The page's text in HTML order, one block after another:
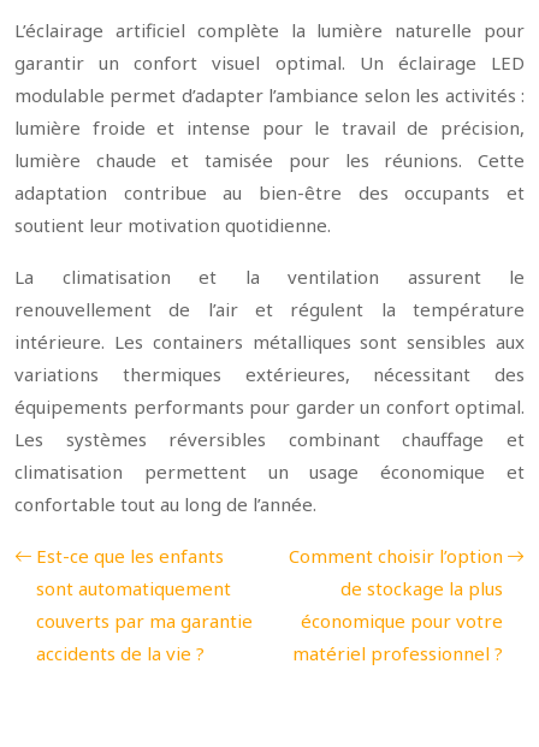
L’éclairage artificiel complète la lumière naturelle pour
garantir un confort visuel optimal. Un éclairage LED
modulable permet d’adapter l’ambiance selon les activités :
lumière froide et intense pour le travail de précision,
lumière chaude et tamisée pour les réunions. Cette
adaptation contribue au bien-être des occupants et
soutient leur motivation quotidienne.
La climatisation et la ventilation assurent le
renouvellement de l’air et régulent la température
intérieure. Les containers métalliques sont sensibles aux
variations thermiques extérieures, nécessitant des
équipements performants pour garder un confort optimal.
Les systèmes réversibles combinant chauffage et
climatisation permettent un usage économique et
confortable tout au long de l’année.
Est-ce que les enfants
sont automatiquement
couverts par ma garantie
accidents de la vie ?
Comment choisir l’option
de stockage la plus
économique pour votre
matériel professionnel ?